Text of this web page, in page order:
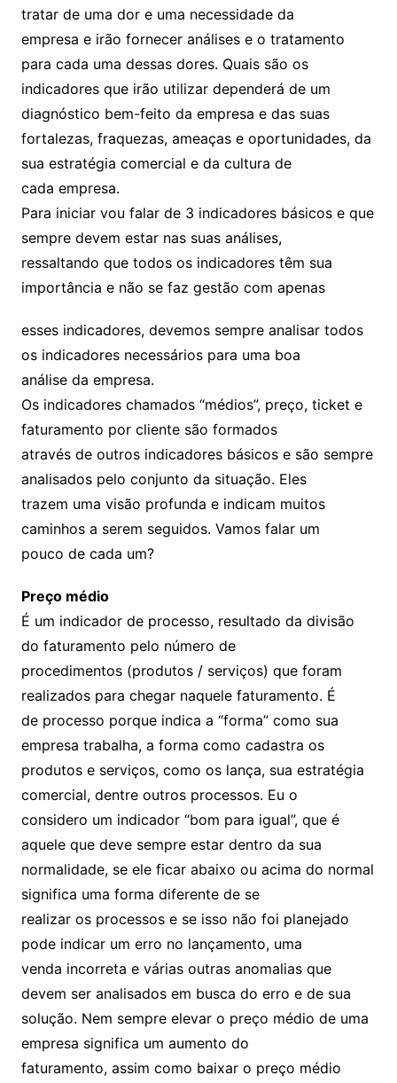
tratar de uma dor e uma necessidade da
empresa e irão fornecer análises e o tratamento
para cada uma dessas dores. Quais são os
indicadores que irão utilizar dependerá de um
diagnóstico bem-feito da empresa e das suas
fortalezas, fraquezas, ameaças e oportunidades, da
sua estratégia comercial e da cultura de
cada empresa.
Para iniciar vou falar de 3 indicadores básicos e que
sempre devem estar nas suas análises,
ressaltando que todos os indicadores têm sua
importância e não se faz gestão com apenas
esses indicadores, devemos sempre analisar todos
os indicadores necessários para uma boa
análise da empresa.
Os indicadores chamados “médios”, preço, ticket e
faturamento por cliente são formados
através de outros indicadores básicos e são sempre
analisados pelo conjunto da situação. Eles
trazem uma visão profunda e indicam muitos
caminhos a serem seguidos. Vamos falar um
pouco de cada um?
Preço médio
É um indicador de processo, resultado da divisão
do faturamento pelo número de
procedimentos (produtos / serviços) que foram
realizados para chegar naquele faturamento. É
de processo porque indica a “forma” como sua
empresa trabalha, a forma como cadastra os
produtos e serviços, como os lança, sua estratégia
comercial, dentre outros processos. Eu o
considero um indicador “bom para igual”, que é
aquele que deve sempre estar dentro da sua
normalidade, se ele ficar abaixo ou acima do normal
significa uma forma diferente de se
realizar os processos e se isso não foi planejado
pode indicar um erro no lançamento, uma
venda incorreta e várias outras anomalias que
devem ser analisados em busca do erro e de sua
solução. Nem sempre elevar o preço médio de uma
empresa significa um aumento do
faturamento, assim como baixar o preço médio